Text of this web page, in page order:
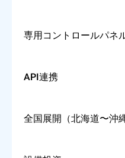
専用コントロールパネ
API連携
全国展開（北海道〜沖縄